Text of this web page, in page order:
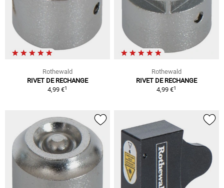
Rothewald
RIVET DE RECHANGE
4,99 €1
Rothewald
RIVET DE RECHANGE
4,99 €1